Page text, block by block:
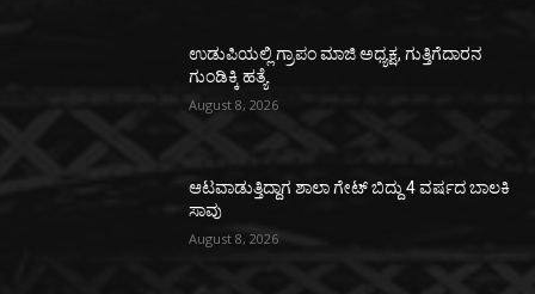
ಉಡುಪಿಯಲ್ಲಿ ಗ್ರಾಪಂ ಮಾಜಿ ಅಧ್ಯಕ್ಷ, ಗುತ್ತಿಗೆದಾರನ
ಗುಂಡಿಕ್ಕಿ ಹತ್ಯೆ
August 8, 2026
ಆಟವಾಡುತ್ತಿದ್ದಾಗ ಶಾಲಾ ಗೇಟ್‌ ಬಿದ್ದು 4 ವರ್ಷದ ಬಾಲಕಿ
ಸಾವು
August 8, 2026